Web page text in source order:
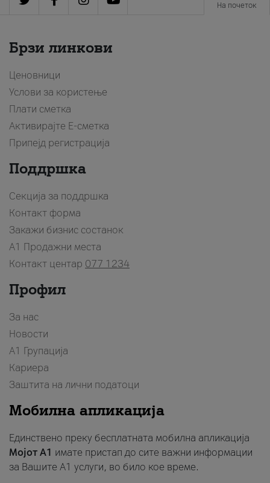
На почеток
Брзи линкови
Ценовници
Услови за користење
Плати сметка
Активирајте Е-сметка
Припејд регистрација
Поддршка
Секција за поддршка
Контакт форма
Закажи бизнис состанок
A1 Продажни места
Контакт центар 077 1234
Профил
За нас
Новости
А1 Групација
Кариера
Заштита на лични податоци
Мобилна апликација
Единствено преку бесплатната мобилна апликација
Мојот A1 имате пристап до сите важни информации
за Вашите A1 услуги, во било кое време.